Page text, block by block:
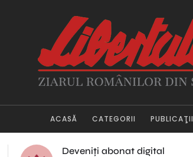
ACASĂ CATEGORII PUBLICAŢII
Deveniți abonat digital